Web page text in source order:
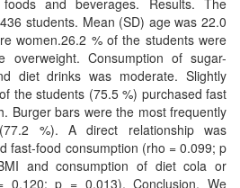
and beverages. Results. The
students. Mean (SD) age was 22.0
women.26.2 % of the students were
overweight. Consumption of sugar-
diet drinks was moderate. Slightly
the students (75.5 %) purchased fast
Burger bars were the most frequently
%). A direct relationship was
fast-food consumption (rho = 0.099; p
and consumption of diet cola or
0.120; p = 0.013). Conclusion. We